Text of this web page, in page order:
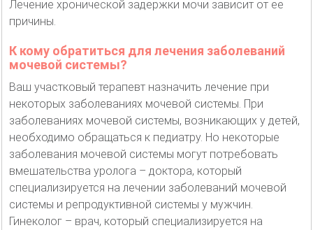
Лечение хронической задержки мочи зависит от ее
причины.
К кому обратиться для лечения заболеваний
мочевой системы?
Ваш участковый терапевт назначить лечение при
некоторых заболеваниях мочевой системы. При
заболеваниях мочевой системы, возникающих у детей,
необходимо обращаться к педиатру. Но некоторые
заболевания мочевой системы могут потребовать
вмешательства уролога – доктора, который
специализируется на лечении заболеваний мочевой
системы и репродуктивной системы у мужчин.
Гинеколог – врач, который специализируется на